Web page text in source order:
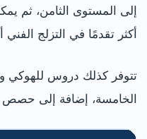
إلى المستوى الثامن، ثم
أكثر تقدمًا في التزلج
تتوفر كذلك دروس للهوكي
الخامسة، إضافة إلى حصص